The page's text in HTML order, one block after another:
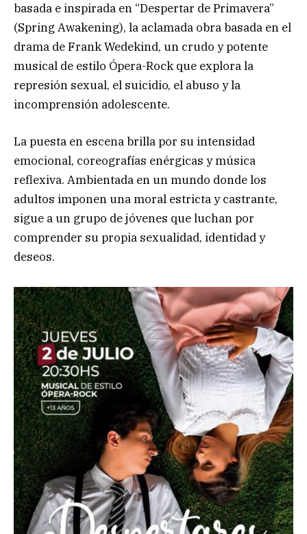
basada e inspirada en “Despertar de Primavera”
(Spring Awakening), la aclamada obra basada en el
drama de Frank Wedekind, un crudo y potente
musical de estilo Ópera-Rock que explora la
represión sexual, el suicidio, el abuso y la
incomprensión adolescente.
La puesta en escena brilla por su intensidad
emocional, coreografías enérgicas y música
reflexiva. Ambientada en un mundo donde los
adultos imponen una moral estricta y castrante,
sigue a un grupo de jóvenes que luchan por
comprender su propia sexualidad, identidad y
deseos.